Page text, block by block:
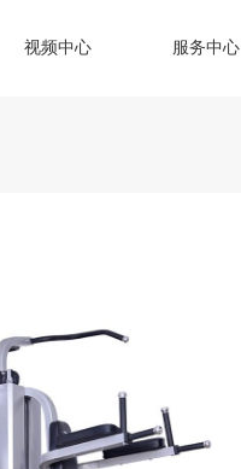
视频中心 服务中心